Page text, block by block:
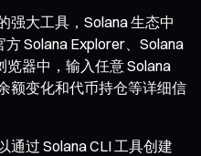
强大工具，Solana 生态中
Solana Explorer、Solana
览器中，输入任意 Solana
额变化和代币持仓等详细信
通过 Solana CLI 工具创建